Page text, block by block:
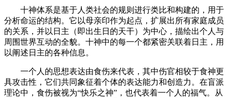
十神体系是基于人类社会的规则进行类比和构建的，用于
分析命运的结构。它以母亲印作为起点，扩展出所有家庭成员
的关系，并以日主（即出生日的天干）为中心，描绘出个人与
周围世界互动的全貌。十神中的每一个都紧密关联着日主，用
以阐述日主的各种信息。
一个人的思想表达由食伤来代表，其中伤官相较于食神更
具攻击性，它们共同象征着个体的表达能力和创造力。在盲派
理论中，食伤被视为“快乐之神”，也代表着一个人的福气。从